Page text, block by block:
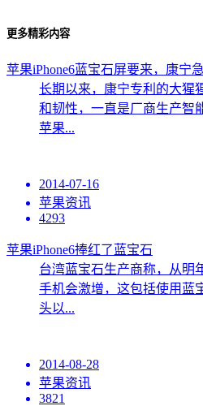
更多精彩内容
苹果iPhone6蓝宝石屏要来，康宁
长期以来，康宁专利的大猩
和韧性，一直是厂商生产智
苹果...
2014-07-16
苹果资讯
4293
苹果iPhone6捧红了蓝宝石
台湾蓝宝石生产商称，从明
手机会激增，这包括使用蓝
头以...
2014-08-28
苹果资讯
3821